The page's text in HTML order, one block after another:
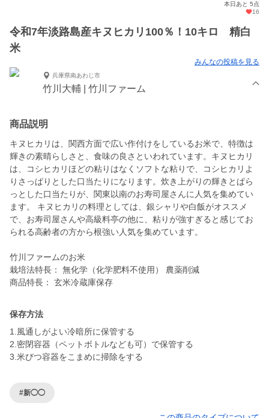
本日あと 5点
16
令和7年淡路島産キヌヒカリ100％！10キロ 精白
米
みんなの投稿を見る
兵庫県南あわじ市
竹川大輔 | 竹川ファーム
商品説明
キヌヒカリは、関西方面で広い作付けをしているお米で、特徴は
輝きの素晴らしさと、食味の良さといわれています。キヌヒカリ
は、コシヒカリほどの粘りはなくソフトな粘りで、コシヒカリよ
りさっぱりとした口当たりになります。炊き上がりの輝きとぱら
っとした口当たりが、関東以南のお寿司屋さんに人気を集めてい
ます。 キヌヒカリの料理としては、銀シャリや白飯がオススメ
で、お寿司屋さんや高級料亭の他に、粘りが強すぎると感じてお
られる高齢者の方から根強い人気を集めています。
竹川ファームのお米
栽培法特長： 無化学（化学肥料不使用） 農薬削減
商品特長： 玄米冷蔵庫保存
保存方法
1.風通しがよい冷暗所に保管する
2.密閉容器（ペットボトルなども可）で保管する
3.米びつ容器をこまめに掃除をする
#新◯◯